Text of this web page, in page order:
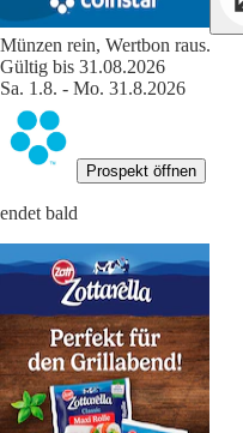
Münzen rein, Wertbon raus.
Gültig bis 31.08.2026
Sa. 1.8. - Mo. 31.8.2026
Prospekt öffnen
endet bald